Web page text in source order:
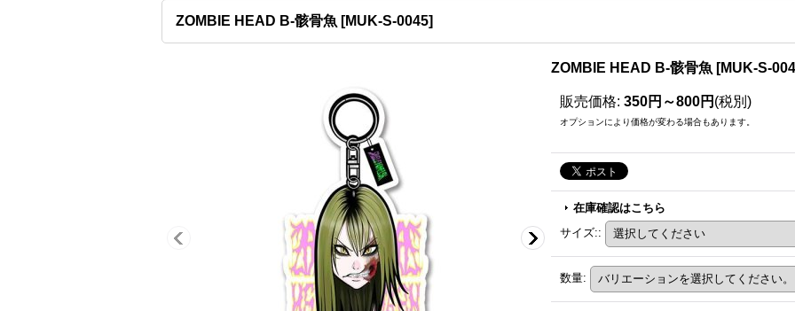
ZOMBIE HEAD B-骸骨魚 [MUK-S-0045]
ZOMBIE HEAD B-骸骨魚 [MUK-S-
販売価格: 350円～800円 (税別)
オプションにより価格が変わる場合もあります。
在庫確認はこちら
サイズ::
数量: